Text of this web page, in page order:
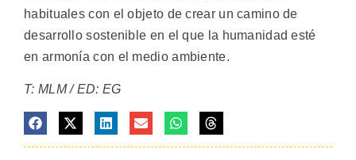
habituales con el objeto de crear un camino de
desarrollo sostenible en el que la humanidad esté
en armonía con el medio ambiente.
T: MLM / ED: EG